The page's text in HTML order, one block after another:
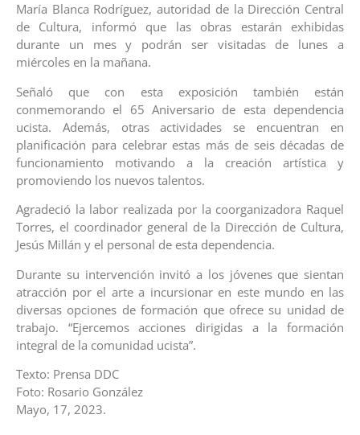
María Blanca Rodríguez, autoridad de la Dirección Central
de Cultura, informó que las obras estarán exhibidas
durante un mes y podrán ser visitadas de lunes a
miércoles en la mañana.
Señaló que con esta exposición también están
conmemorando el 65 Aniversario de esta dependencia
ucista. Además, otras actividades se encuentran en
planificación para celebrar estas más de seis décadas de
funcionamiento motivando a la creación artística y
promoviendo los nuevos talentos.
Agradeció la labor realizada por la coorganizadora Raquel
Torres, el coordinador general de la Dirección de Cultura,
Jesús Millán y el personal de esta dependencia.
Durante su intervención invitó a los jóvenes que sientan
atracción por el arte a incursionar en este mundo en las
diversas opciones de formación que ofrece su unidad de
trabajo. “Ejercemos acciones dirigidas a la formación
integral de la comunidad ucista”.
Texto: Prensa DDC
Foto: Rosario González
Mayo, 17, 2023.